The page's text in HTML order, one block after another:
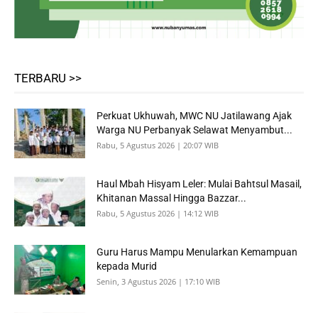
TERBARU >>
Perkuat Ukhuwah, MWC NU Jatilawang Ajak
Warga NU Perbanyak Selawat Menyambut...
Rabu, 5 Agustus 2026 | 20:07 WIB
Haul Mbah Hisyam Leler: Mulai Bahtsul Masail,
Khitanan Massal Hingga Bazzar...
Rabu, 5 Agustus 2026 | 14:12 WIB
Guru Harus Mampu Menularkan Kemampuan
kepada Murid
Senin, 3 Agustus 2026 | 17:10 WIB